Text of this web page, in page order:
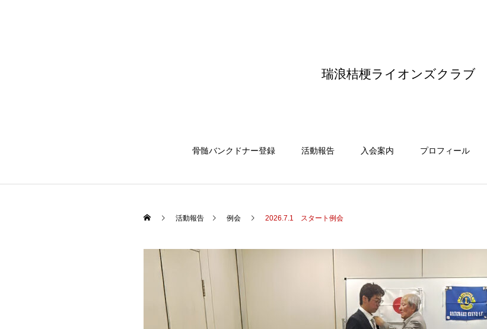
瑞浪桔梗ライオンズクラブ
骨髄バンクドナー登録 活動報告 入会案内 プロフィール
活動報告 例会 2026.7.1 スタート例会